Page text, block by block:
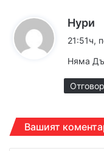
Нури
а
а
:
21:51ч,
Няма
Отговор
Вашият